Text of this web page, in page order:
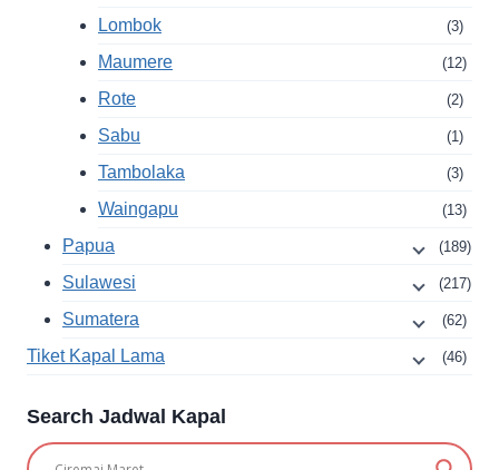
Lombok (3)
Maumere (12)
Rote (2)
Sabu (1)
Tambolaka (3)
Waingapu (13)
Papua (189)
Sulawesi (217)
Sumatera (62)
Tiket Kapal Lama (46)
Search Jadwal Kapal